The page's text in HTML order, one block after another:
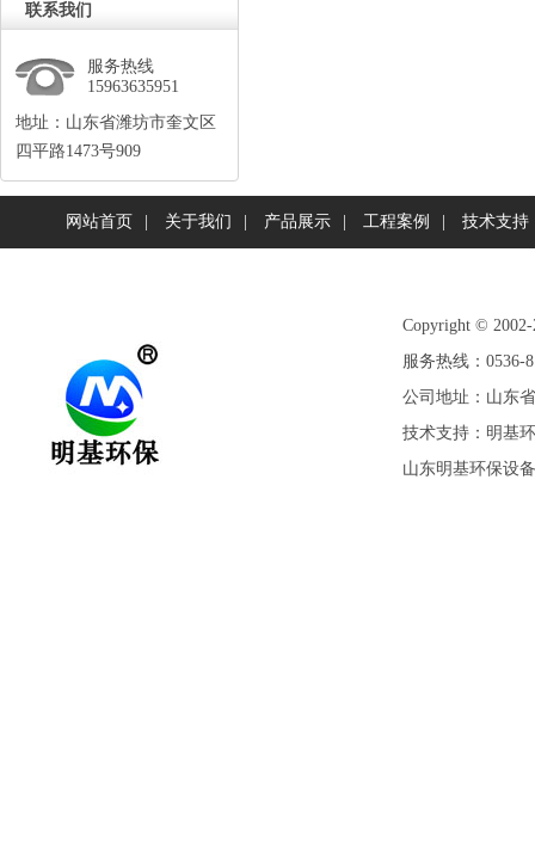
联系我们
服务热线
15963635951
地址：山东省潍坊市奎文区
四平路1473号909
网站首页 关于我们 产品展示 工程案例 技术支持
Copyright©2002-
服务热线：0536-
公司地址：山东
技术支持： 明基
山东明基环保设